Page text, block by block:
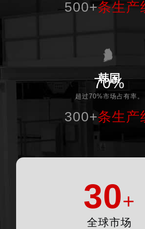
500+条生产
70%
韩国
超过70%市场占有率。
300+条生产
30+
全球市场